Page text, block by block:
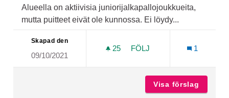
Alueella on aktiivisia juniorijalkapallojoukkueita,
mutta puitteet eivät ole kunnossa. Ei löydy...
Skapad den
09/10/2021
25 25 FÖLJARE
FÖLJ
1
Visa förslag